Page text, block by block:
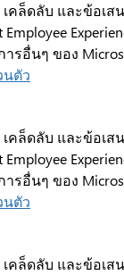
คล็ดลับ และข้อเส
รอื่นๆ ของ
นตัว
คล็ดลับ และข้อเส
รอื่นๆ ของ
นตัว
คล็ดลับ และข้อเส